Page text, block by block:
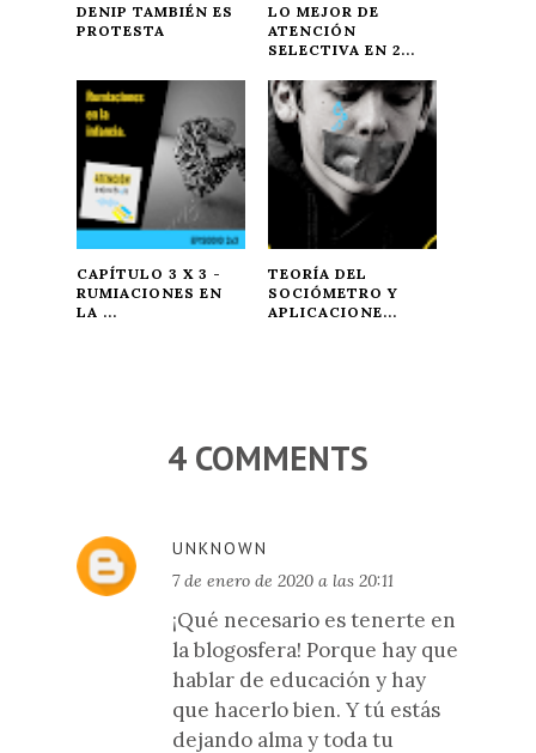
DENIP TAMBIÉN ES
PROTESTA
LO MEJOR DE
ATENCIÓN
SELECTIVA EN 2...
CAPÍTULO 3 X 3 -
RUMIACIONES EN
LA ...
TEORÍA DEL
SOCIÓMETRO Y
APLICACIONE...
4 COMMENTS
UNKNOWN
7 de enero de 2020 a las 20:11
¡Qué necesario es tenerte en
la blogosfera! Porque hay que
hablar de educación y hay
que hacerlo bien. Y tú estás
dejando alma y toda tu